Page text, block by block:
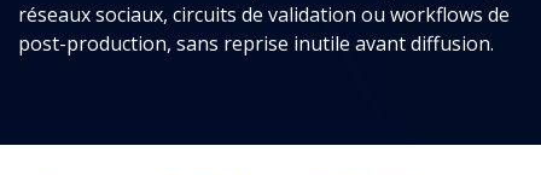
réseaux sociaux, circuits de validation ou workflows de
post-production, sans reprise inutile avant diffusion.